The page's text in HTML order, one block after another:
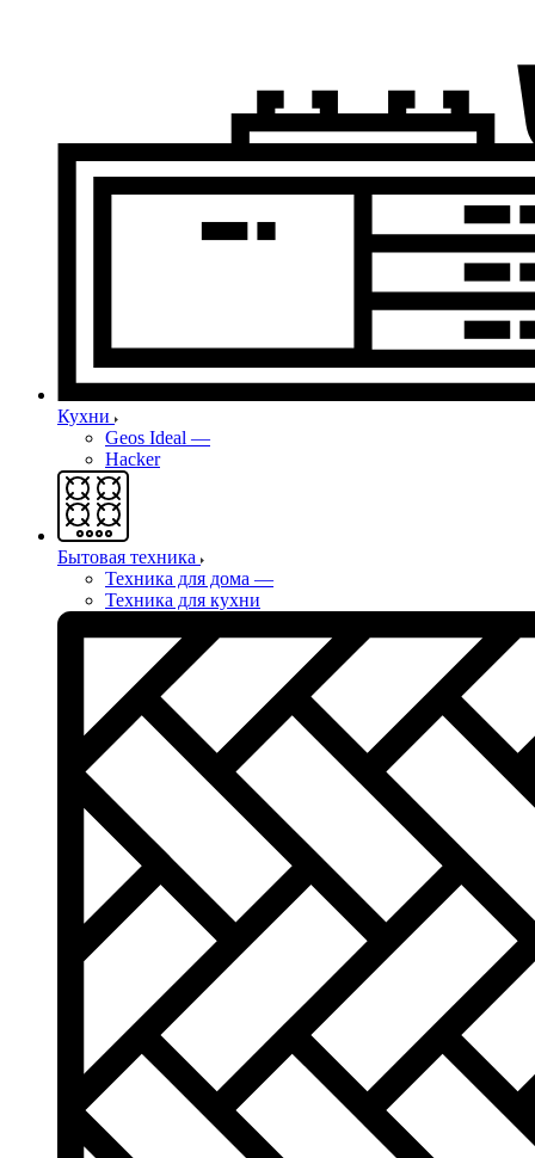
Кухни
Geos Ideal —
Hacker
Бытовая техника
Техника для дома —
Техника для кухни